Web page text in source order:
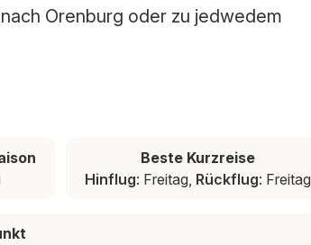
Orenburg oder zu jedwedem
Beste Kurzreise
Hinflug: Freitag, Rückflug: Freitag